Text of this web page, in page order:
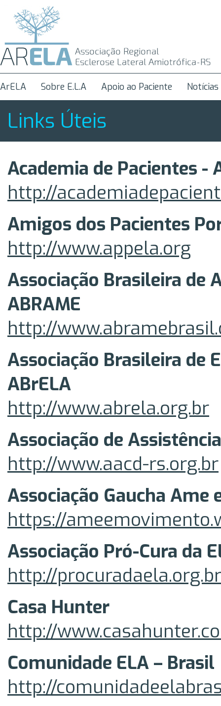
ArELA Sobre E.L.A Apoio ao Paciente Notícias
Links Úteis
Academia de Pacientes -
http://
Amigos dos Pacientes
http://www.appela.org
Associação Brasileira de
ABRAME
http://
Associação Brasileira de
ABrELA
http://www.abrela.org.br
Associação de
http://www.aacd-rs.org.br
Associação Gaucha
https://
Associação Pró-Cura da
http://
Casa Hunter
http://
Comunidade ELA – Brasil
http://